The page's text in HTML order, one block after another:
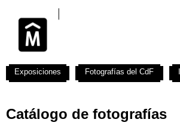
Catálogo de fotografías
Exposiciones Fotografías del CdF